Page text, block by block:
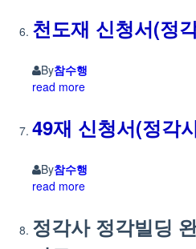
천도재 신청서(정
By참수행
read more
49재 신청서(정각
By참수행
read more
정각사 정각빌딩